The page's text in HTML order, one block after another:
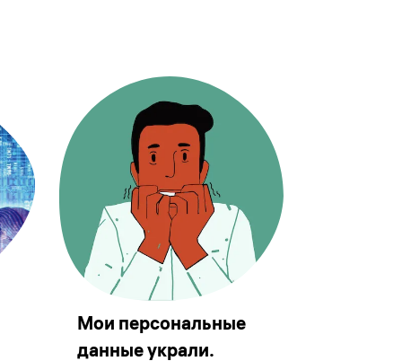
Мои персональные
данные украли.